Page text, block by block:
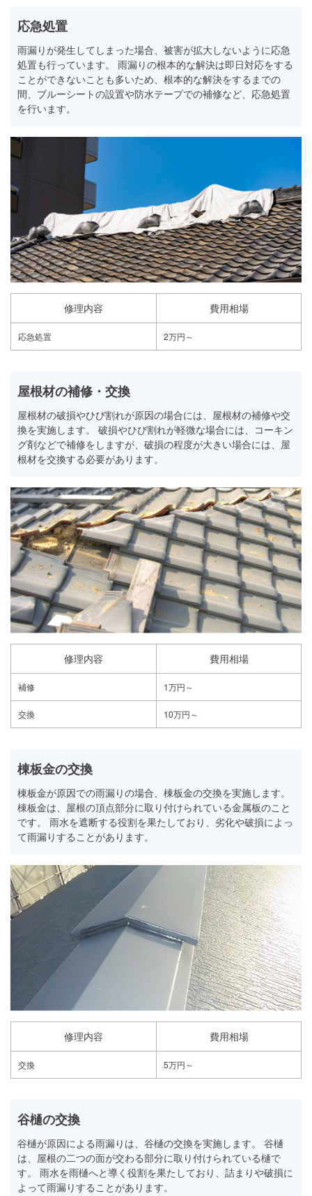
応急処置
雨漏りが発生してしまった場合、被害が拡大しないように応急
処置も行っています。 雨漏りの根本的な解決は即日対応をする
ことができないことも多いため、根本的な解決をするまでの
間、ブルーシートの設置や防水テープでの補修など、応急処置
を行います。
修理内容 費用相場
応急処置 2万円～
屋根材の補修・交換
屋根材の破損やひび割れが原因の場合には、屋根材の補修や交
換を実施します。 破損やひび割れが軽微な場合には、コーキン
グ剤などで補修をしますが、破損の程度が大きい場合には、屋
根材を交換する必要があります。
修理内容 費用相場
補修 1万円～
交換 10万円～
棟板金の交換
棟板金が原因での雨漏りの場合、棟板金の交換を実施します。
棟板金は、屋根の頂点部分に取り付けられている金属板のこと
です。 雨水を遮断する役割を果たしており、劣化や破損によっ
て雨漏りすることがあります。
修理内容 費用相場
交換 5万円～
谷樋の交換
谷樋が原因による雨漏りは、谷樋の交換を実施します。 谷樋
は、屋根の二つの面が交わる部分に取り付けられている樋で
す。 雨水を雨樋へと導く役割を果たしており、詰まりや破損に
よって雨漏りすることがあります。